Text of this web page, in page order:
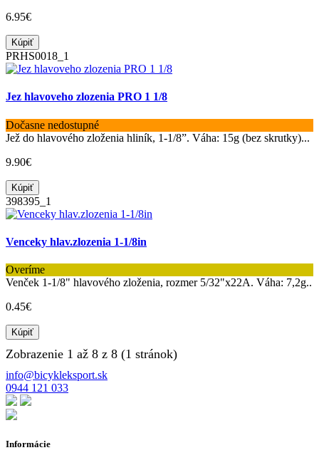
6.95€
Kúpiť
PRHS0018_1
Jez hlavoveho zlozenia PRO 1 1/8
Dočasne nedostupné
Jež do hlavového zloženia hliník, 1-1/8”. Váha: 15g (bez skrutky)...
9.90€
Kúpiť
398395_1
Venceky hlav.zlozenia 1-1/8in
Overíme
Venček 1-1/8" hlavového zloženia, rozmer 5/32"x22A. Váha: 7,2g..
0.45€
Kúpiť
Zobrazenie 1 až 8 z 8 (1 stránok)
info@bicykleksport.sk
0944 121 033
Informácie